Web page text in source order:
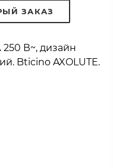
ЗАКАЗ
В~, дизайн
Bticino AXOLUTE.